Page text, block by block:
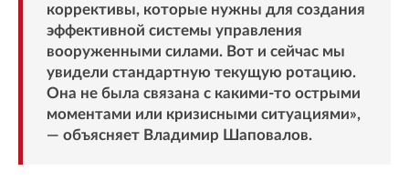
коррективы, которые нужны для создания
эффективной системы управления
вооруженными силами. Вот и сейчас мы
увидели стандартную текущую ротацию.
Она не была связана с какими-то острыми
моментами или кризисными ситуациями»,
— объясняет Владимир Шаповалов.